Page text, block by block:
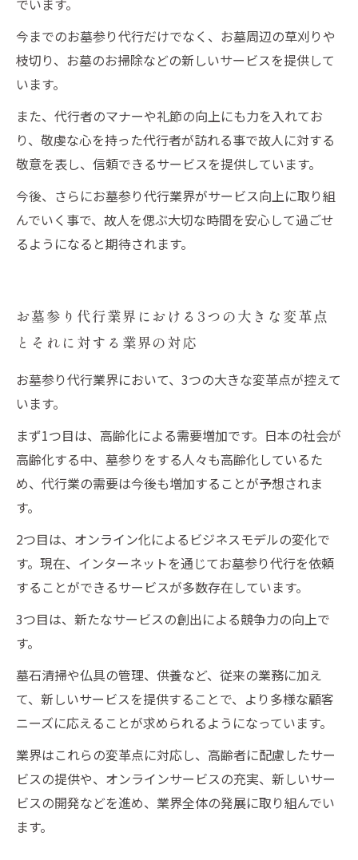
でいます。
今までのお墓参り代行だけでなく、お墓周辺の草刈りや
枝切り、お墓のお掃除などの新しいサービスを提供して
います。
また、代行者のマナーや礼節の向上にも力を入れてお
り、敬虔な心を持った代行者が訪れる事で故人に対する
敬意を表し、信頼できるサービスを提供しています。
今後、さらにお墓参り代行業界がサービス向上に取り組
んでいく事で、故人を偲ぶ大切な時間を安心して過ごせ
るようになると期待されます。
お墓参り代行業界における3つの大きな変革点
とそれに対する業界の対応
お墓参り代行業界において、3つの大きな変革点が控えて
います。
まず1つ目は、高齢化による需要増加です。日本の社会が
高齢化する中、墓参りをする人々も高齢化しているた
め、代行業の需要は今後も増加することが予想されま
す。
2つ目は、オンライン化によるビジネスモデルの変化で
す。現在、インターネットを通じてお墓参り代行を依頼
することができるサービスが多数存在しています。
3つ目は、新たなサービスの創出による競争力の向上で
す。
墓石清掃や仏具の管理、供養など、従来の業務に加え
て、新しいサービスを提供することで、より多様な顧客
ニーズに応えることが求められるようになっています。
業界はこれらの変革点に対応し、高齢者に配慮したサー
ビスの提供や、オンラインサービスの充実、新しいサー
ビスの開発などを進め、業界全体の発展に取り組んでい
ます。